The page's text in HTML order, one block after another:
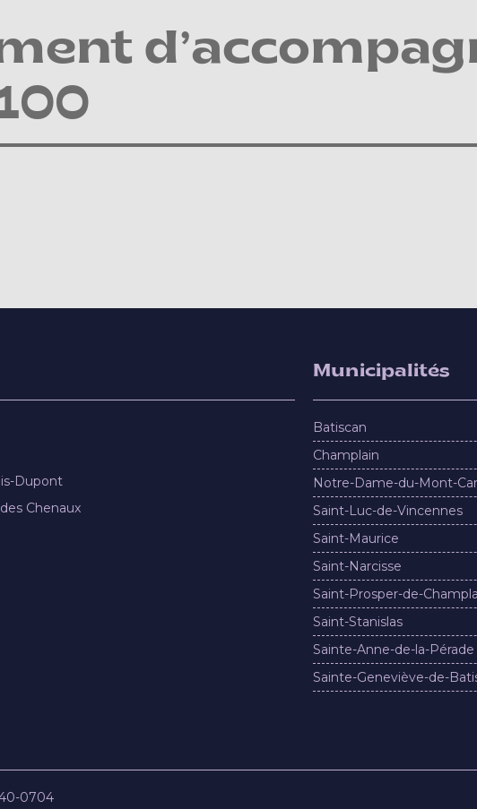
Dupont
Chenaux
Municipalités
Batiscan
Champlain
Notre-Dame-du-Mont-
Saint-Luc-de-Vincennes
Saint-Maurice
Saint-Narcisse
Saint-Prosper-de-
Saint-Stanislas
Sainte-Anne-de-la-Pérade
Sainte-Geneviève-de-
0704